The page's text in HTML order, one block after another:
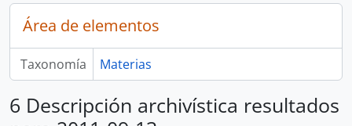
Área de elementos
Taxonomía Materias
6 Descripción archivística resultados